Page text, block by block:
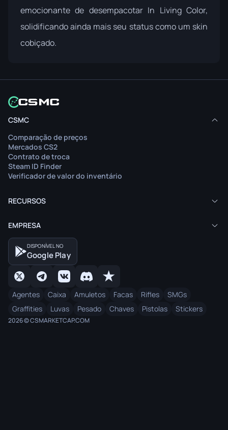
emocionante de desempacotar In Living Color,
solidificando ainda mais seu status como um skin
cobiçado.
CSMC
Comparação de preços
Mercados CS2
Contrato de troca
Steam ID Finder
Verificador de valor do inventário
RECURSOS
EMPRESA
DISPONÍVEL NO
Google Play
Agentes Caixa Amuletos Facas Rifles
SMGs
Graffities
Luvas Pesado Chaves Pistolas Stickers
2026 © CSMARKETCAP.COM